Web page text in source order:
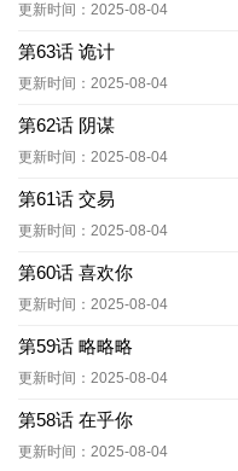
更新时间：2025-08-04
第63话 诡计
更新时间：2025-08-04
第62话 阴谋
更新时间：2025-08-04
第61话 交易
更新时间：2025-08-04
第60话 喜欢你
更新时间：2025-08-04
第59话 略略略
更新时间：2025-08-04
第58话 在乎你
更新时间：2025-08-04